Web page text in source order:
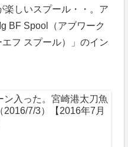
楽しいスプール・・。ア
BF Spool（アブワーク
フ スプール）」のイン
ン入った。宮崎港太刀魚
2016/7/3）【2016年7月